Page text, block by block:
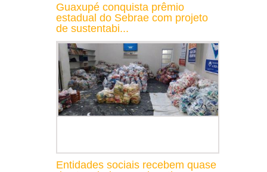
Guaxupé conquista prêmio
estadual do Sebrae com projeto
de sustentabi...
Entidades sociais recebem quase